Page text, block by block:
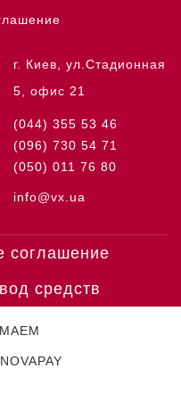
г. Киев, ул.Стадионная
5, офис 21
(044) 355 53 46
(096) 730 54 71
(050) 011 76 80
info@vx.ua
соглашение
средств